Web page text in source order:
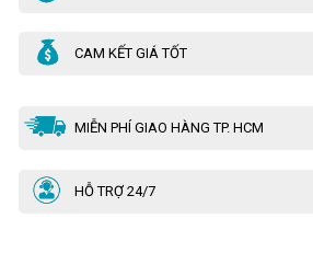
CAM KẾT GIÁ TỐT
MIỄN PHÍ GIAO HÀNG TP. HCM
HỖ TRỢ 24/7